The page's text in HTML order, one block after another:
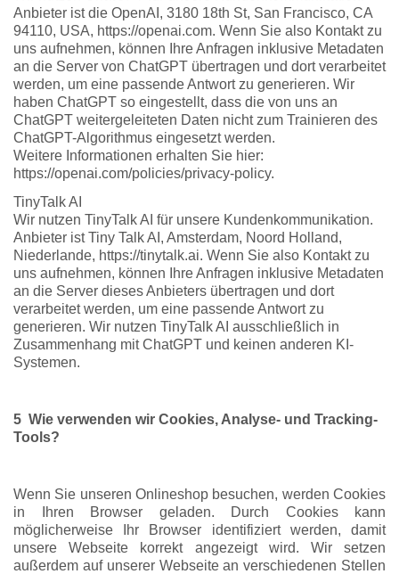
Anbieter ist die OpenAI, 3180 18th St, San Francisco, CA
94110, USA, https://openai.com. Wenn Sie also Kontakt zu
uns aufnehmen, können Ihre Anfragen inklusive Metadaten
an die Server von ChatGPT übertragen und dort verarbeitet
werden, um eine passende Antwort zu generieren. Wir
haben ChatGPT so eingestellt, dass die von uns an
ChatGPT weitergeleiteten Daten nicht zum Trainieren des
ChatGPT-Algorithmus eingesetzt werden.
Weitere Informationen erhalten Sie hier:
https://openai.com/policies/privacy-policy.
TinyTalk AI
Wir nutzen TinyTalk AI für unsere Kundenkommunikation.
Anbieter ist Tiny Talk AI, Amsterdam, Noord Holland,
Niederlande, https://tinytalk.ai. Wenn Sie also Kontakt zu
uns aufnehmen, können Ihre Anfragen inklusive Metadaten
an die Server dieses Anbieters übertragen und dort
verarbeitet werden, um eine passende Antwort zu
generieren. Wir nutzen TinyTalk AI ausschließlich in
Zusammenhang mit ChatGPT und keinen anderen KI-
Systemen.
5 Wie verwenden wir Cookies, Analyse- und Tracking-
Tools?
Wenn Sie unseren Onlineshop besuchen, werden Cookies
in Ihren Browser geladen. Durch Cookies kann
möglicherweise Ihr Browser identifiziert werden, damit
unsere Webseite korrekt angezeigt wird. Wir setzen
außerdem auf unserer Webseite an verschiedenen Stellen